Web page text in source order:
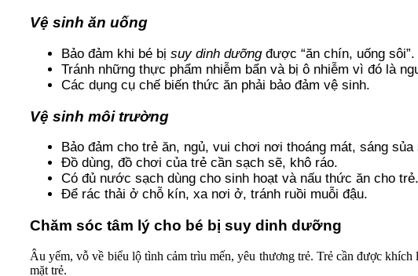
Vệ sinh ăn uống
Bảo đảm khi bé bị suy dinh dưỡngđược “ăn chín, uống
Tránh những thực phẩm nhiễm bẩn và bị ô nhiễm vì đó là
Các dụng cụ chế biến thức ăn phải bảo đảm vệ sinh.
Vệ sinh môi trường
Bảo đảm cho trẻ ăn, ngủ, vui chơi nơi thoáng mát, sáng sủa
Đồ dùng, đồ chơi của trẻ cần sạch sẽ, khô ráo.
Có đủ nước sạch dùng cho sinh hoạt và nấu thức ăn cho trẻ.
Để rác thải ở chỗ kín, xa nơi ở, tránh ruồi muỗi đậu.
Chăm sóc tâm lý cho bé bị suy dinh dưỡng
Âu yếm, vỗ về biểu lộ tình cảm trìu mến, yêu thương trẻ. Trẻ cần được
mặt trẻ.